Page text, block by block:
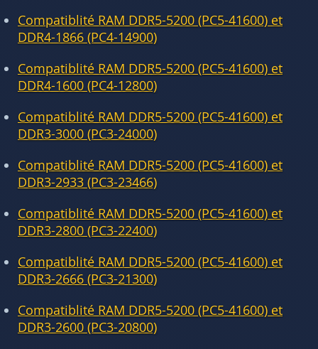
Compatiblité RAM DDR5-5200 (PC5-41600) et
DDR4-1866 (PC4-14900)
Compatiblité RAM DDR5-5200 (PC5-41600) et
DDR4-1600 (PC4-12800)
Compatiblité RAM DDR5-5200 (PC5-41600) et
DDR3-3000 (PC3-24000)
Compatiblité RAM DDR5-5200 (PC5-41600) et
DDR3-2933 (PC3-23466)
Compatiblité RAM DDR5-5200 (PC5-41600) et
DDR3-2800 (PC3-22400)
Compatiblité RAM DDR5-5200 (PC5-41600) et
DDR3-2666 (PC3-21300)
Compatiblité RAM DDR5-5200 (PC5-41600) et
DDR3-2600 (PC3-20800)